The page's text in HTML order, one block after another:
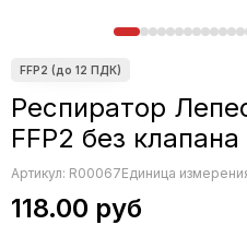
Респиратор
FFP2 без клапана
Артикул: R00067Единица
118.00 руб